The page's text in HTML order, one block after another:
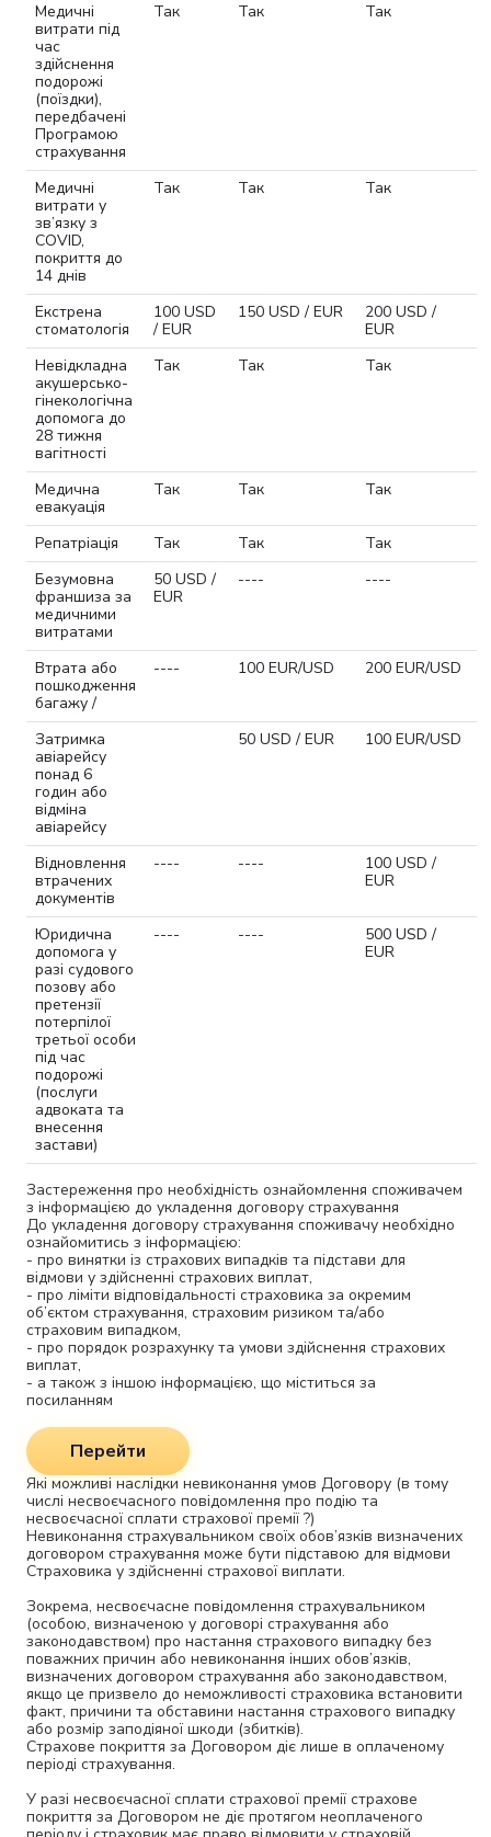
Медичні
витрати під
час
здійснення
подорожі
(поїздки),
передбачені
Програмою
страхування
Так Так Так
Медичні
витрати у
зв’язку з
COVID,
покриття до
14 днів
Так Так Так
Екстрена
стоматологія
100 USD
/ EUR
150 USD / EUR
200 USD /
EUR
Невідкладна
акушерсько-
гінекологічна
допомога до
28 тижня
вагітності
Так Так Так
Медична
евакуація
Так Так Так
Репатріація Так Так
Так
Безумовна
франшиза за
медичними
витратами
50 USD /
EUR
---- ----
Втрата або
пошкодження
багажу /
---- 100 EUR/USD 200 EUR/USD
Затримка
авіарейсу
понад 6
годин або
відміна
авіарейсу
50 USD / EUR 100 EUR/USD
Відновлення
втрачених
документів
---- ----
100 USD /
EUR
Юридична
допомога у
разі судового
позову або
претензії
потерпілої
третьої особи
під час
подорожі
(послуги
адвоката та
внесення
застави)
---- ----
500 USD /
EUR
Застереження про необхідність ознайомлення споживачем
з інформацією до укладення договору страхування
До укладення договору страхування споживачу необхідно
ознайомитись з інформацією:
- про винятки із страхових випадків та підстави для
відмови у здійсненні страхових виплат,
- про ліміти відповідальності страховика за окремим
об’єктом страхування, страховим ризиком та/або
страховим випадком,
- про порядок розрахунку та умови здійснення страхових
виплат,
- а також з іншою інформацією, що міститься за
посиланням
Перейти
Які можливі наслідки невиконання умов Договору (в тому
числі несвоєчасного повідомлення про подію та
несвоєчасної сплати страхової премії ?)
Невиконання страхувальником своїх обов’язків визначених
договором страхування може бути підставою для відмови
Страховика у здійсненні страхової виплати.
Зокрема, несвоєчасне повідомлення страхувальником
(особою, визначеною у договорі страхування або
законодавством) про настання страхового випадку без
поважних причин або невиконання інших обов’язків,
визначених договором страхування або законодавством,
якщо це призвело до неможливості страховика встановити
факт, причини та обставини настання страхового випадку
або розмір заподіяної шкоди (збитків).
Страхове покриття за Договором діє лише в оплаченому
періоді страхування.
У разі несвоєчасної сплати страхової премії страхове
покриття за Договором не діє протягом неоплаченого